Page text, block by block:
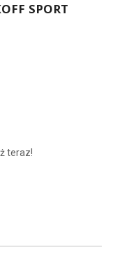
SPORT
teraz!